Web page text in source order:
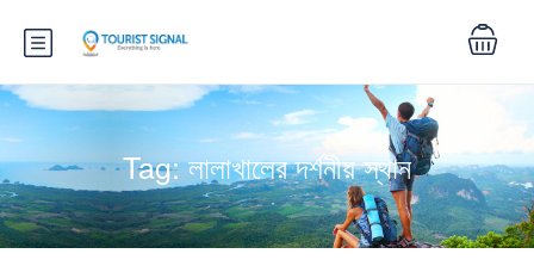
Tag:লালাখালের দর্শনীয় স্থান